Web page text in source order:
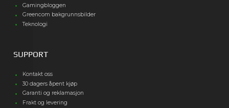
Gamingbloggen
Greencom bakgrunnsbilder
Teknologi
SUPPORT
Kontakt oss
30 dagers åpent kjøp
Garanti og reklamasjon
Frakt og levering